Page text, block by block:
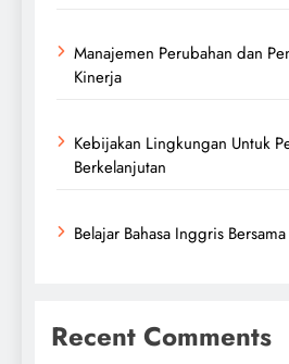
Manajemen Perubahan dan
Kinerja
Kebijakan Lingkungan Untuk
Berkelanjutan
Belajar Bahasa Inggris
Recent Comments